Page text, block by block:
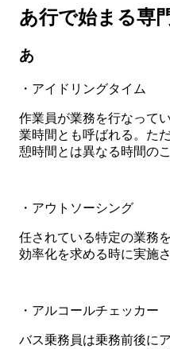
あ行で始まる専
あ
・アイドリングタイム
作業員が業務を行なって
業時間とも呼ばれる。た
憩時間とは異なる時間のこ
・アウトソーシング
任されている特定の業務
効率化を求める時に実施
・アルコールチェッカー
バス乗務員は乗務前後に